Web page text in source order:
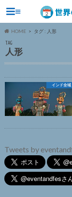
≡
HOME タグ : 人形
TAG
人形
インド全域
Tweets by